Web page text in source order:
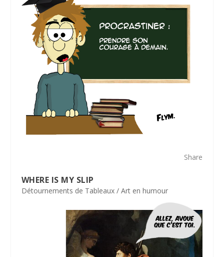
Share
WHERE IS MY SLIP
Détournements de Tableaux / Art en humour